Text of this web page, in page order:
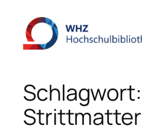
Inhalt
springen
Schlagwort:
Strittmatter